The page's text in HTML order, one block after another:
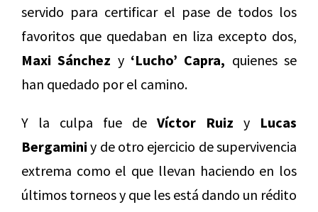
servido para certificar el pase de todos los
favoritos que quedaban en liza excepto dos,
Maxi Sánchez y ‘Lucho’ Capra, quienes se
han quedado por el camino.
Y la culpa fue de Víctor Ruiz y Lucas
Bergamini y de otro ejercicio de supervivencia
extrema como el que llevan haciendo en los
últimos torneos y que les está dando un rédito